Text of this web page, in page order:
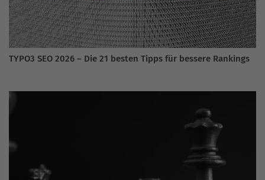
TYPO3 SEO 2026 – Die 21 besten Tipps für bessere Rankings